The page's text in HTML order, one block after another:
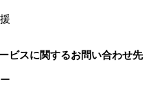
ビスに関するお問い合わせ先